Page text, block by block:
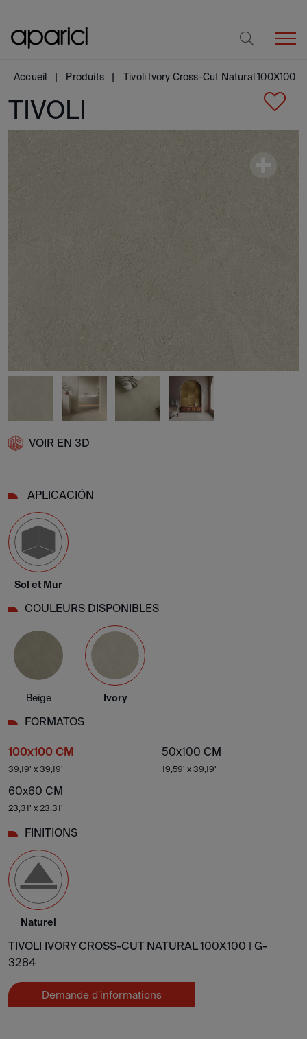
Accueil Produits Tivoli Ivory Cross-Cut Natural 100X100
TIVOLI
VOIR EN 3D
APLICACIÓN
Sol et Mur
COULEURS DISPONIBLES
Beige Ivory
FORMATOS
100x100 CM
39,19' x 39,19'
50x100 CM
19,59' x 39,19'
60x60 CM
23,31' x 23,31'
FINITIONS
Naturel
TIVOLI IVORY CROSS-CUT NATURAL 100X100 | G-
3284
Demande d'informations